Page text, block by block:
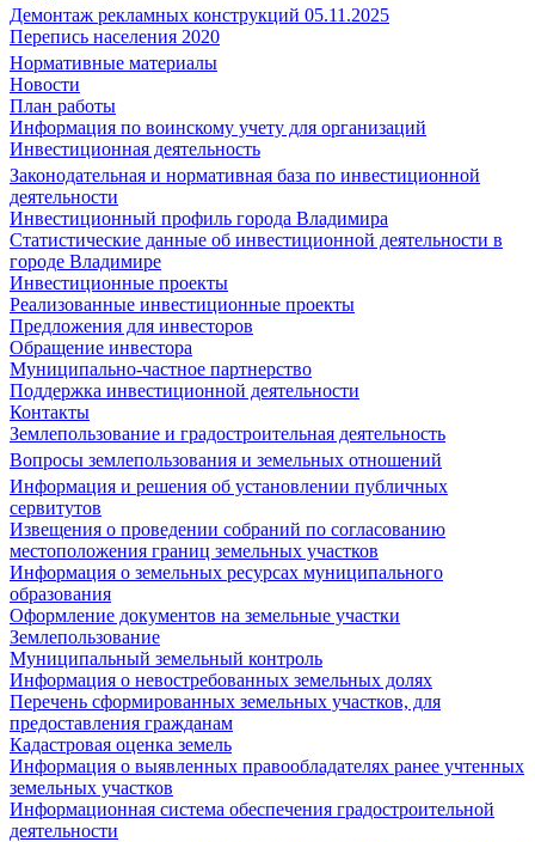
Демонтаж рекламных конструкций 05.11.2025
Перепись населения 2020
Нормативные материалы
Новости
План работы
Информация по воинскому учету для организаций
Инвестиционная деятельность
Законодательная и нормативная база по инвестиционной
деятельности
Инвестиционный профиль города Владимира
Статистические данные об инвестиционной деятельности в
городе Владимире
Инвестиционные проекты
Реализованные инвестиционные проекты
Предложения для инвесторов
Обращение инвестора
Муниципально-частное партнерство
Поддержка инвестиционной деятельности
Контакты
Землепользование и градостроительная деятельность
Вопросы землепользования и земельных отношений
Информация и решения об установлении публичных
сервитутов
Извещения о проведении собраний по согласованию
местоположения границ земельных участков
Информация о земельных ресурсах муниципального
образования
Оформление документов на земельные участки
Землепользование
Муниципальный земельный контроль
Информация о невостребованных земельных долях
Перечень сформированных земельных участков, для
предоставления гражданам
Кадастровая оценка земель
Информация о выявленных правообладателях ранее учтенных
земельных участков
Информационная система обеспечения градостроительной
деятельности